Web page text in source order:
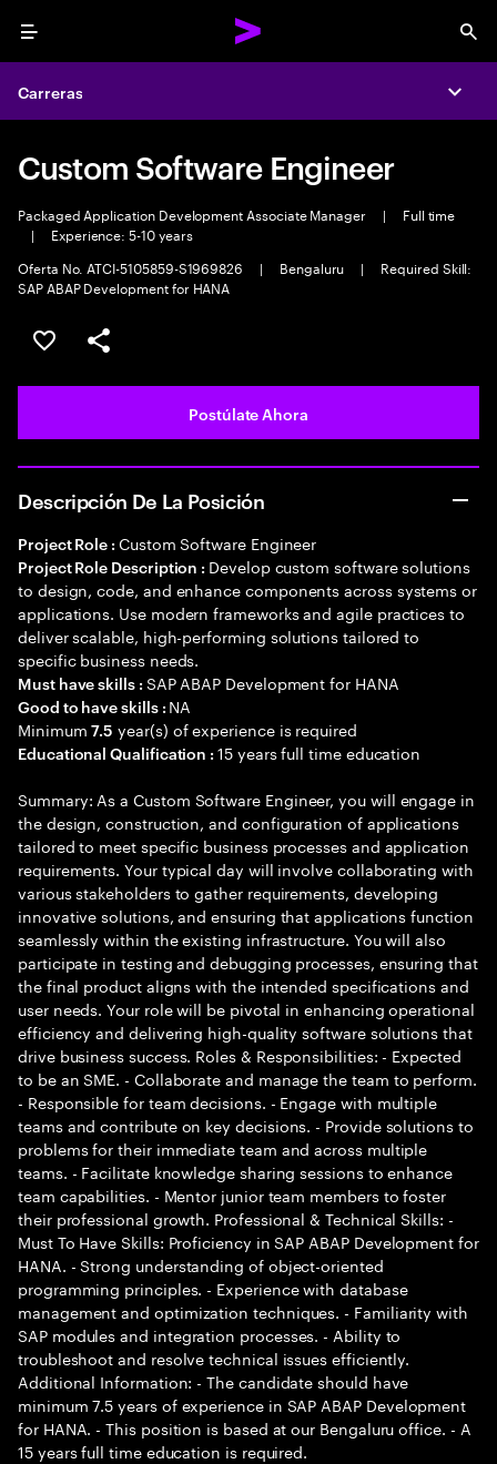
Menu
Carreras
Custom Software Engineer
Packaged Application Development Associate Manager |
Full time
|
Experience: 5-10 years
Oferta No. ATCI-5105859-S1969826
| Bengaluru |
Required Skill:
SAP ABAP Development for HANA
Guardar este empleo
Compartir este empleo
Postúlate Ahora
Descripción De La Posición
Project Role : Custom Software Engineer
Project Role Description : Develop custom software solutions
to design, code, and enhance components across systems or
applications. Use modern frameworks and agile practices to
deliver scalable, high-performing solutions tailored to
specific business needs.
Must have skills : SAP ABAP Development for HANA
Good to have skills : NA
Minimum7.5 year(s) of experience is required
Educational Qualification :15 years full time education
Summary: As a Custom Software Engineer, you will engage in
the design, construction, and configuration of applications
tailored to meet specific business processes and application
requirements. Your typical day will involve collaborating with
various stakeholders to gather requirements, developing
innovative solutions, and ensuring that applications function
seamlessly within the existing infrastructure. You will also
participate in testing and debugging processes, ensuring that
the final product aligns with the intended specifications and
user needs. Your role will be pivotal in enhancing operational
efficiency and delivering high-quality software solutions that
drive business success. Roles & Responsibilities: - Expected
to be an SME. - Collaborate and manage the team to perform.
- Responsible for team decisions. - Engage with multiple
teams and contribute on key decisions. - Provide solutions to
problems for their immediate team and across multiple
teams. - Facilitate knowledge sharing sessions to enhance
team capabilities. - Mentor junior team members to foster
their professional growth. Professional & Technical Skills: -
Must To Have Skills: Proficiency in SAP ABAP Development for
HANA. - Strong understanding of object-oriented
programming principles. - Experience with database
management and optimization techniques. - Familiarity with
SAP modules and integration processes. - Ability to
troubleshoot and resolve technical issues efficiently.
Additional Information: - The candidate should have
minimum 7.5 years of experience in SAP ABAP Development
for HANA. - This position is based at our Bengaluru office. - A
15 years full time education is required.